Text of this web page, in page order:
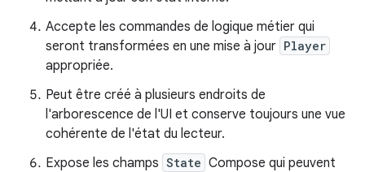
Accepte les commandes de logique métier qui
seront transformées en une mise à jour Player
appropriée.
Peut être créé à plusieurs endroits de
l'arborescence de l'UI et conserve toujours une vue
cohérente de l'état du lecteur.
Expose les champs State Compose qui peuvent